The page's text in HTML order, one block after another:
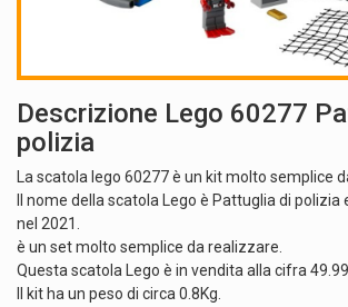
Descrizione Lego 60277
polizia
La scatola lego 60277 è un kit molto semplice
Il nome della scatola Lego è Pattuglia di
nel 2021.
è un set molto semplice da realizzare.
Questa scatola Lego è in vendita alla cifra
Il kit ha un peso di circa 0.8Kg.